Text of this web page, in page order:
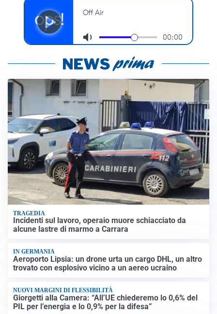
TRAGEDIA
Incidenti sul lavoro, operaio muore schiacciato da
alcune lastre di marmo a Carrara
IN GERMANIA
Aeroporto Lipsia: un drone urta un cargo DHL, un altro
trovato con esplosivo vicino a un aereo ucraino
NUOVI MARGINI DI FLESSIBILITÀ
Giorgetti alla Camera: “All’UE chiederemo lo 0,6% del
PIL per l’energia e lo 0,9% per la difesa”